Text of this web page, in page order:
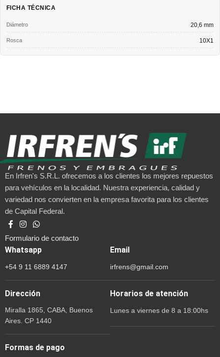
FICHA TÉCNICA
Diámetro 20,6 mm
Rosca 10X1
En Irfren's S.R.L. ofrecemos a los clientes los mejores repuestos
para vehículos en la localidad. Nuestra experiencia, calidad y
variedad nos convierten en la empresa favorita para los clientes
de Capital Federal.
Formulario de contacto
Whatsapp
+54 9 11 6889 4147
Email
irfrens@gmail.com
Dirección
Miralla 1865, CABA, Buenos
Aires. CP 1440
Horarios de atención
Lunes a viernes de 8 a 18:00hs
Formas de pago